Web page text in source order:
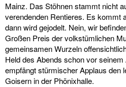
Mainz. Das Stöhnen stammt nicht
verendenden Rentieres. Es kommt
dann wird gejodelt. Nein, wir
Großen Preis der volkstümlichen
gemeinsamen Wurzeln
Held des Abends schon vor
empfängt stürmischer Applaus den
Goisern in der Phönixhalle.